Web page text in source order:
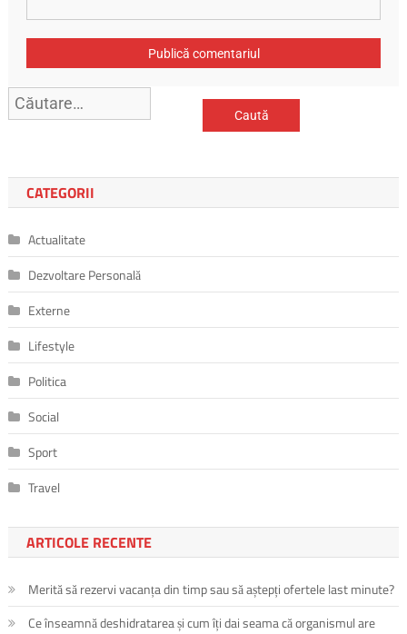
CATEGORII
Actualitate
Dezvoltare Personală
Externe
Lifestyle
Politica
Social
Sport
Travel
ARTICOLE RECENTE
Merită să rezervi vacanța din timp sau să aștepți ofertele last minute?
Ce înseamnă deshidratarea și cum îți dai seama că organismul are